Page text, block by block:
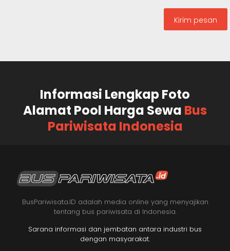
Informasi Lengkap Foto
Alamat Pool Harga Sewa Bus
Pariwisata Indonesia
BusPariwisata.ID adalah media online yang menyajikan
tentang bus pariwisata di Indonesia.
Sarana informasi dan jembatan antara industri bus
dengan masyarakat.